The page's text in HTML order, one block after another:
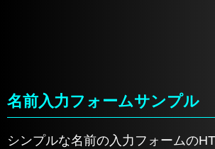
名前入力フォームサンプル
シンプルな名前の入力フォームの